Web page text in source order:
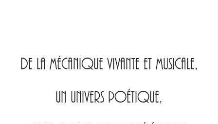
De la mécanique vivante et musicale,
un univers poétique,